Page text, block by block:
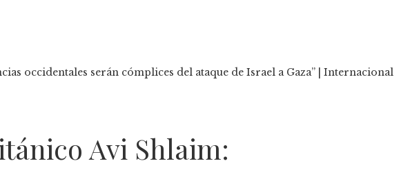
occidentales serán cómplices del ataque de Israel a Gaza” | Internacional
Avi Shlaim: